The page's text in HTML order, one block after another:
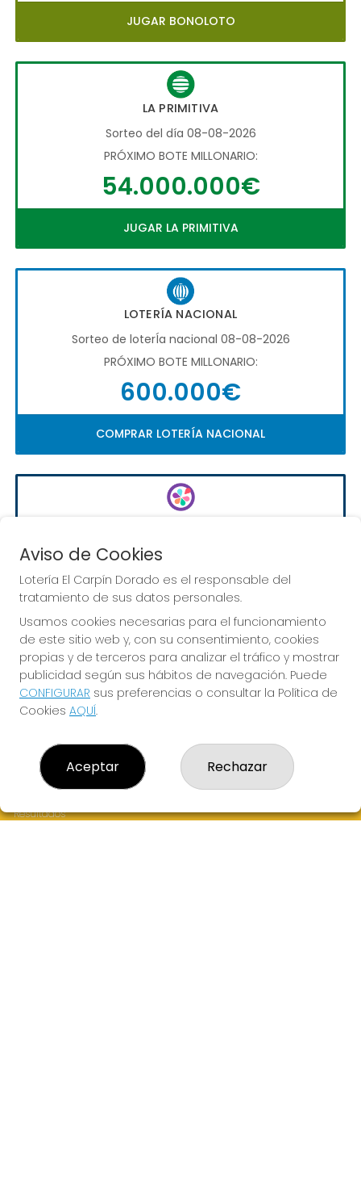
JUGAR BONOLOTO
LA PRIMITIVA
Sorteo del día 08-08-2026
PRÓXIMO BOTE MILLONARIO:
54.000.000€
JUGAR LA PRIMITIVA
LOTERÍA NACIONAL
Sorteo de loterÍa nacional 08-08-2026
PRÓXIMO BOTE MILLONARIO:
600.000€
COMPRAR LOTERÍA NACIONAL
Sorteo del día 10-08-2026
20.000€
JUGAR EURODREAMS
LOTERÍA EL CARPÍN DORADO
¿Quiénes somos?
Resultados
Aviso de Cookies
Lotería El Carpín Dorado es el responsable del
tratamiento de sus datos personales.
Usamos cookies necesarias para el funcionamiento
de este sitio web y, con su consentimiento, cookies
propias y de terceros para analizar el tráfico y mostrar
publicidad según sus hábitos de navegación. Puede
CONFIGURAR sus preferencias o consultar la Política de
Cookies AQUÍ.
Aceptar Rechazar